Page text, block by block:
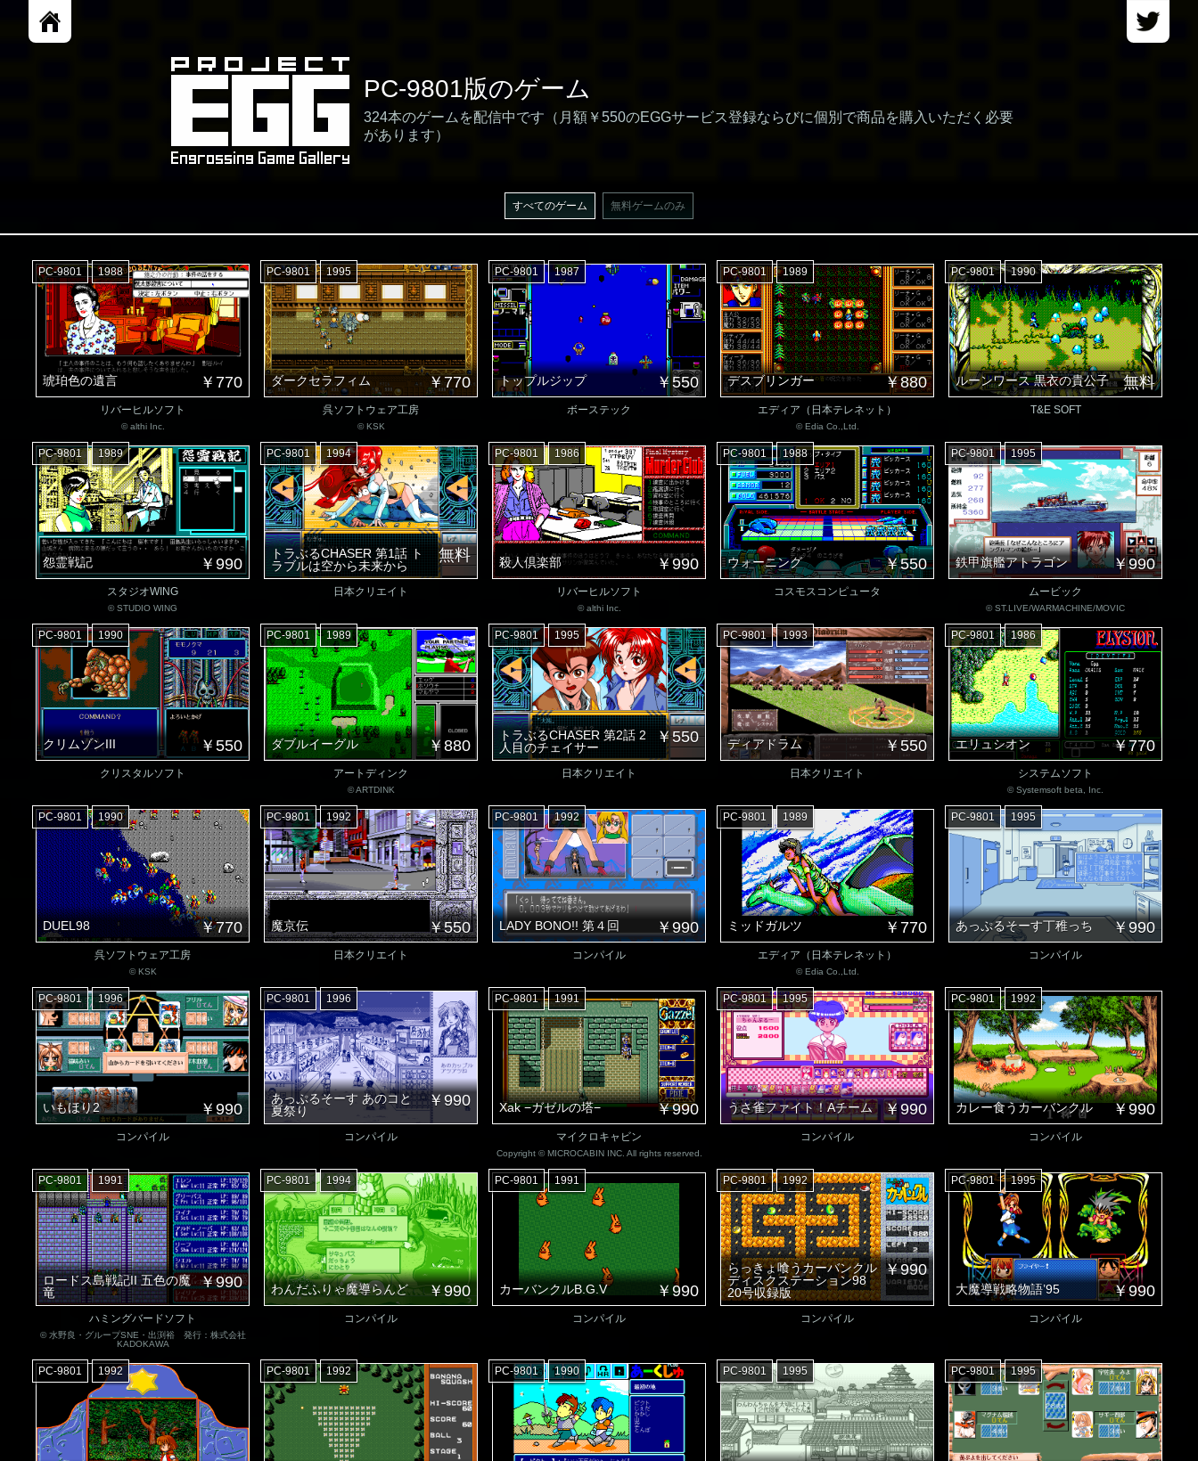
PC-9801版のゲーム
324本のゲームを配信中です（月額￥550のEGGサービス登録ならびに個別で商品を購入いただく必要
があります）
すべてのゲーム 無料ゲームのみ
琥珀色の遺言 ￥770
PC-9801 1988
リバーヒルソフト
© althi Inc.
ダークセラフィム ￥770
PC-9801 1995
呉ソフトウェア工房
© KSK
トップルジップ ￥550
PC-9801 1987
ボーステック
デスブリンガー ￥880
PC-9801 1989
エディア（日本テレネット）
© Edia Co.,Ltd.
ルーンワース 黒衣の貴公子 無料
PC-9801 1990
T&E SOFT
怨霊戦記 ￥990
PC-9801 1989
スタジオWING
© STUDIO WING
トラぶるCHASER 第1話 ト
ラブルは空から未来から
無料
PC-9801 1994
日本クリエイト
殺人倶楽部 ￥990
PC-9801 1986
リバーヒルソフト
© althi Inc.
ウォーニング ￥550
PC-9801 1988
コスモスコンピュータ
鉄甲旗艦アトラゴン ￥990
PC-9801 1995
ムービック
© ST.LIVE/WARMACHINE/MOVIC
クリムゾンIII ￥550
PC-9801 1990
クリスタルソフト
ダブルイーグル ￥880
PC-9801 1989
アートディンク
© ARTDINK
トラぶるCHASER 第2話 2
人目のチェイサー
￥550
PC-9801 1995
日本クリエイト
ディアドラム ￥550
PC-9801 1993
日本クリエイト
エリュシオン ￥770
PC-9801 1986
システムソフト
© Systemsoft beta, Inc.
DUEL98 ￥770
PC-9801 1990
呉ソフトウェア工房
© KSK
魔京伝 ￥550
PC-9801 1992
日本クリエイト
LADY BONO!! 第４回 ￥990
PC-9801 1992
コンパイル
ミッドガルツ ￥770
PC-9801 1989
エディア（日本テレネット）
© Edia Co.,Ltd.
あっぷるそーす丁稚っち ￥990
PC-9801 1995
コンパイル
いもほり2 ￥990
PC-9801 1996
コンパイル
あっぷるそーす あのコと
夏祭り
￥990
PC-9801 1996
コンパイル
Xak −ガゼルの塔− ￥990
PC-9801 1991
マイクロキャビン
Copyright © MICROCABIN INC. All rights reserved.
うさ雀ファイト！Aチーム ￥990
PC-9801 1995
コンパイル
カレー食うカーバンクル ￥990
PC-9801 1992
コンパイル
ロードス島戦記II 五色の魔
竜
￥990
PC-9801 1991
ハミングバードソフト
© 水野良・グループSNE・出渕裕 発行：株式会社
KADOKAWA
わんだふりゃ魔導らんど ￥990
PC-9801 1994
コンパイル
カーバンクルB.G.V ￥990
PC-9801 1991
コンパイル
らっきょ喰うカーバンクル
ディスクステーション98
20号収録版
￥990
PC-9801 1992
コンパイル
大魔導戦略物語’95 ￥990
PC-9801 1995
コンパイル
PC-9801 1992 PC-9801 1992 PC-9801 1990 PC-9801 1995 PC-9801 1995